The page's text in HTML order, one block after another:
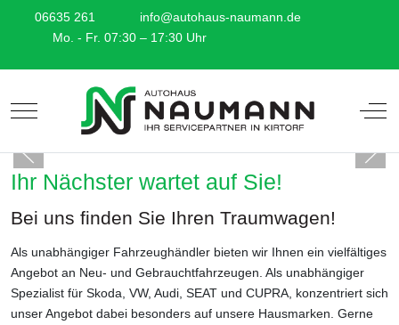
06635 261
info@autohaus-naumann.de
Mo. - Fr. 07:30 – 17:30 Uhr
Mobile Menu Toggle Off-
Ihr Nächster wartet auf Sie!
Bei uns finden Sie Ihren Traumwagen!
Als unabhängiger Fahrzeughändler bieten wir Ihnen ein vielfältiges
Angebot an Neu- und Gebrauchtfahrzeugen. Als unabhängiger
Spezialist für Skoda, VW, Audi, SEAT und CUPRA, konzentriert sich
unser Angebot dabei besonders auf unsere Hausmarken. Gerne